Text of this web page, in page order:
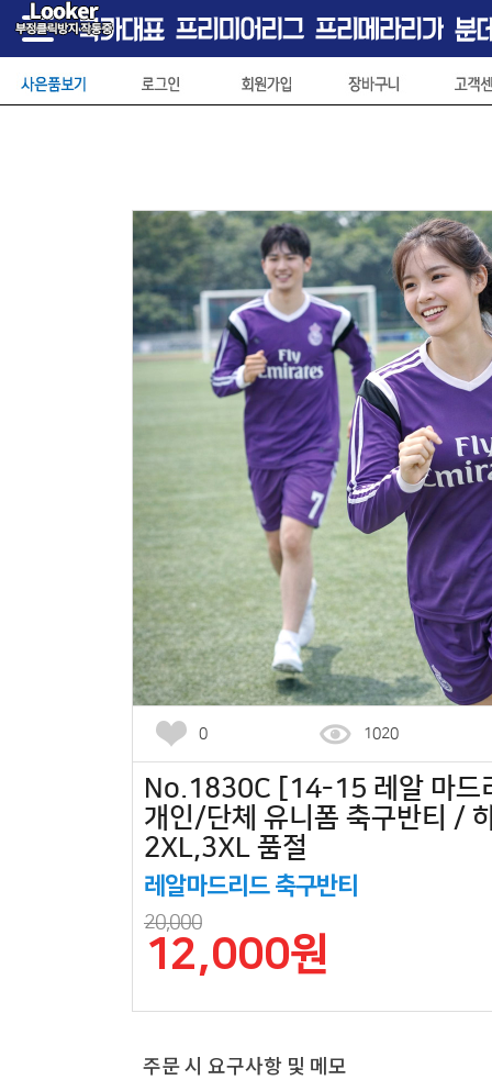
0 1020
No.1830C [14-15 레알 마드
개인/단체 유니폼 축구반티 /
2XL,3XL 품절
레알마드리드 축구반티
20,000
12,000원
주문 시 요구사항 및 메모